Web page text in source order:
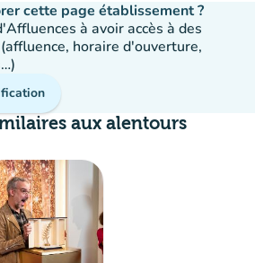
cette page établissement ?
à avoir accès à des
horaire d'ouverture,
aux alentours